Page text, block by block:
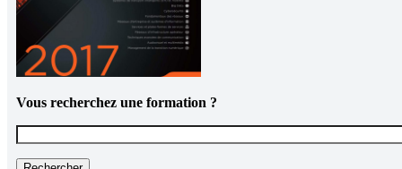
Vous recherchez une formation ?